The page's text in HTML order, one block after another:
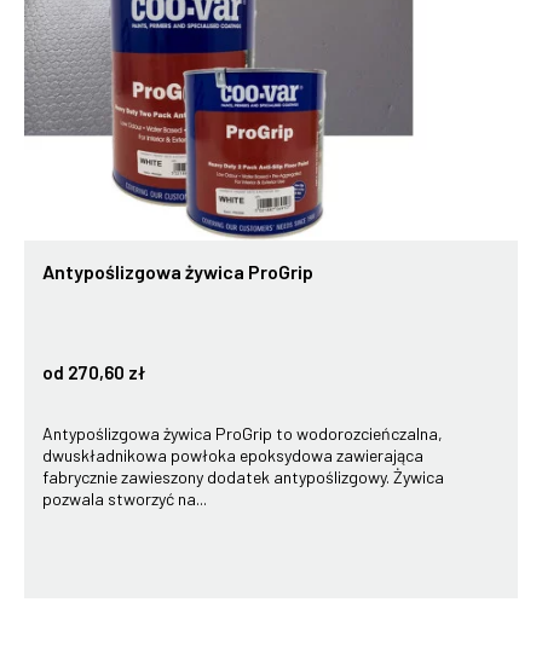
Antypoślizgowa żywica ProGrip
od 270,60 zł
Antypoślizgowa żywica ProGrip to wodorozcieńczalna,
dwuskładnikowa powłoka epoksydowa zawierająca
fabrycznie zawieszony dodatek antypoślizgowy. Żywica
pozwala stworzyć na...